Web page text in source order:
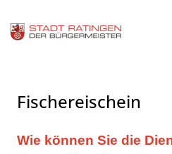
Fischereischein
Kurzbeschreibung
Wie können Sie die